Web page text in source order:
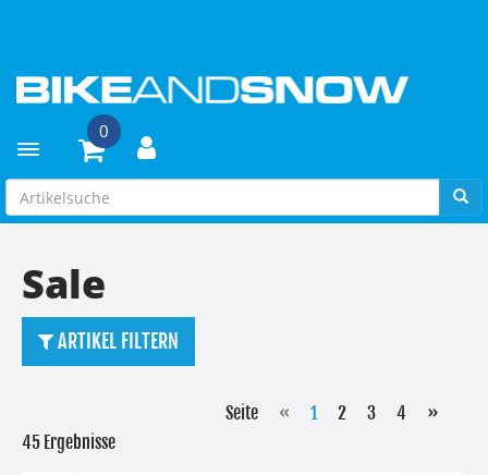
Toggle navigation
0
Sale
ARTIKEL FILTERN
Seite « 1 2 3 4
»
45 Ergebnisse